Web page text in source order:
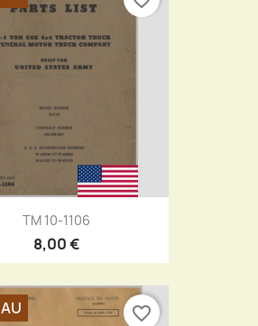
TM 10-1106
8,00 €
favorite_border